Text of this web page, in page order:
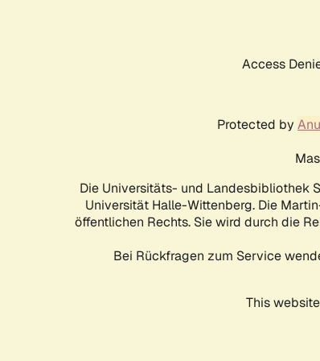
Access
Protected by
Die Universitäts- und Landesbibliothek
Universität Halle-Wittenberg. Die
öffentlichen Rechts. Sie wird durch die
Bei Rückfragen zum Service
This